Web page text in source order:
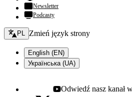
Newsletter
Podcasty
Zmień język - bieżący:
PL Zmień język strony
English (EN)
Українська (UA)
Youtube - otwiera się w nowej
Odwiedź nasz kanał